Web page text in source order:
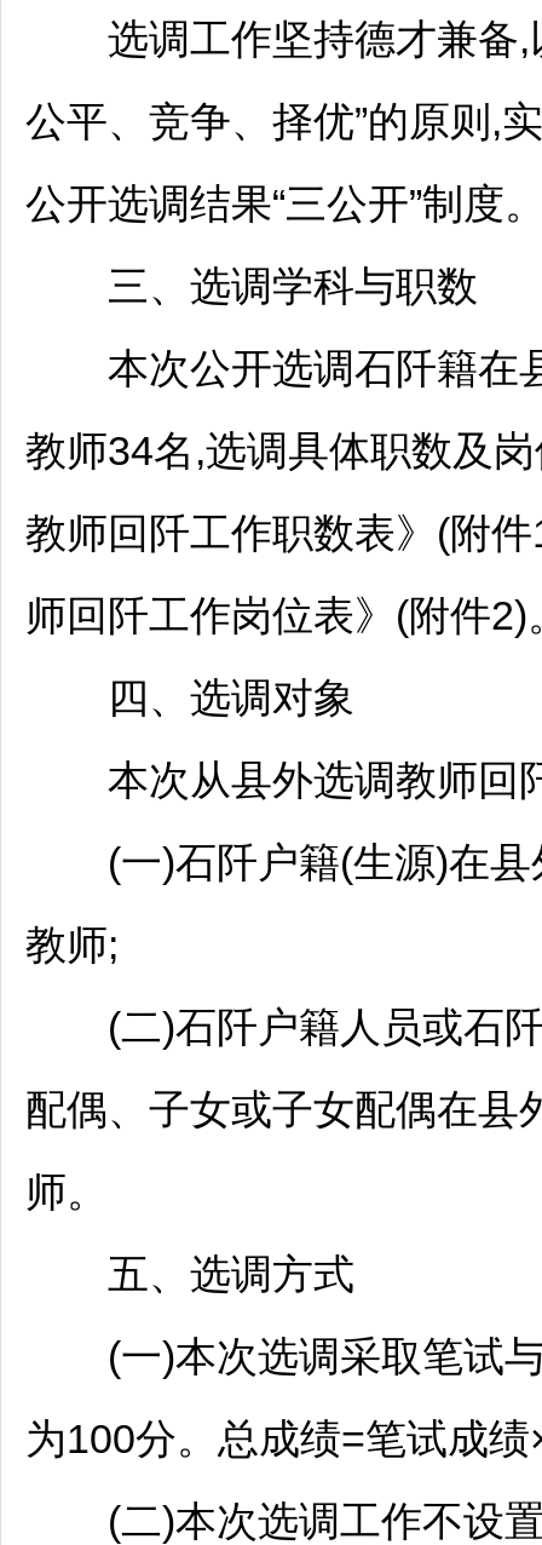
选调工作坚持德才兼备,
公平、竞争、择优”的原则,
公开选调结果“三公开”制度
三、选调学科与职数
本次公开选调石阡籍在
教师34名,选调具体职数及
教师回阡工作职数表》(附
师回阡工作岗位表》(附件2)
四、选调对象
本次从县外选调教师回
(一)石阡户籍(生源)在
教师;
(二)石阡户籍人员或石
配偶、子女或子女配偶在县
师。
五、选调方式
(一)本次选调采取笔试与
为100分。总成绩=笔试成
(二)本次选调工作不设置